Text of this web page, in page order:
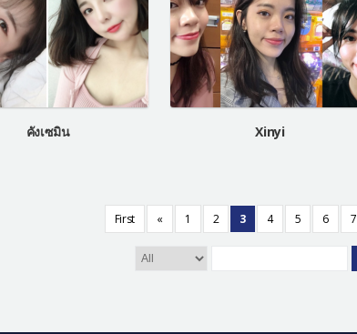
คังเซมิน Xinyi
First « 1 2 3 4 5 6 7